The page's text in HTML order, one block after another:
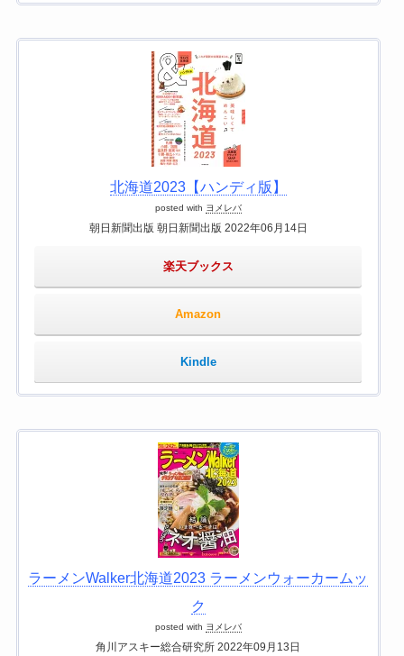
北海道2023【ハンディ版】
posted with ヨメレバ
朝日新聞出版 朝日新聞出版 2022年06月14日
楽天ブックス
Amazon
Kindle
ラーメンWalker北海道2023 ラーメンウォーカームッ
ク
posted with ヨメレバ
角川アスキー総合研究所 2022年09月13日